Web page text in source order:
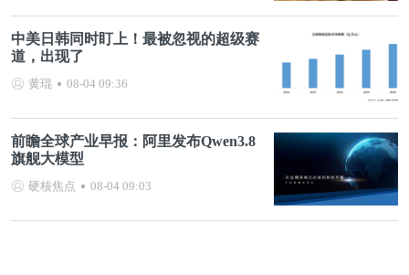
中美日韩同时盯上！最被忽视的超级赛
道，出现了
黄琨 08-04 09:36
前瞻全球产业早报：阿里发布Qwen3.8
旗舰大模型
硬核焦点 08-04 09:03